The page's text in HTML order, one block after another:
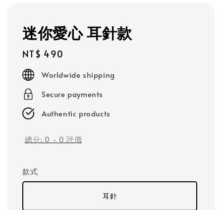
迷你愛心 耳針款
Regular
price
NT$ 490
Worldwide shipping
Secure payments
Authentic products
總分: 0 - 0 評價
款式
耳針